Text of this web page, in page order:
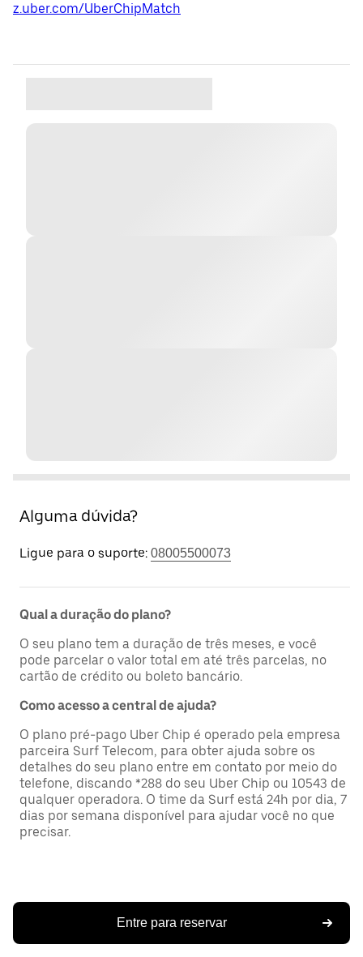
z.uber.com/UberChipMatch
Alguma dúvida?
Ligue para o suporte: 08005500073
Qual a duração do plano?
O seu plano tem a duração de três meses, e você
pode parcelar o valor total em até três parcelas, no
cartão de crédito ou boleto bancário.
Como acesso a central de ajuda?
O plano pré-pago Uber Chip é operado pela empresa
parceira Surf Telecom, para obter ajuda sobre os
detalhes do seu plano entre em contato por meio do
telefone, discando *288 do seu Uber Chip ou 10543 de
qualquer operadora. O time da Surf está 24h por dia, 7
dias por semana disponível para ajudar você no que
precisar.
Entre para reservar